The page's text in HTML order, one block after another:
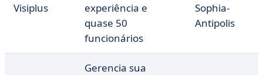
Visiplus
experiência e
quase 50
funcionários
Sophia-
Antipolis
Gerencia sua